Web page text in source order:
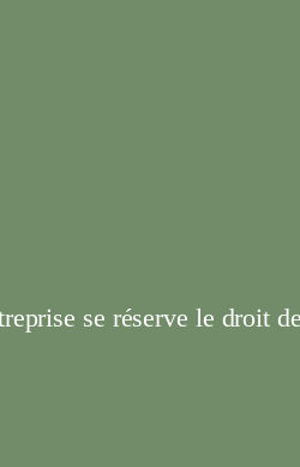
se réserve le droit